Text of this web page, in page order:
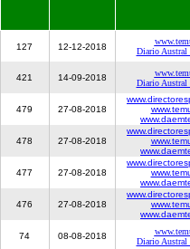
127 12-12-2018
Diario Austral
421 14-09-2018
Diario Austral
479 27-08-2018
478 27-08-2018
477 27-08-2018
476 27-08-2018
74 08-08-2018
Diario Austral